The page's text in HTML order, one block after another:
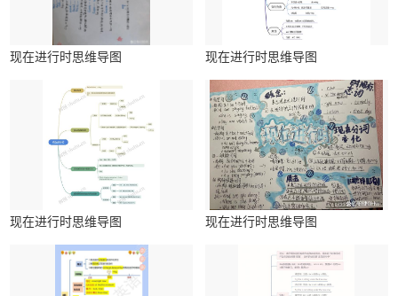
现在进行时思维导图 现在进行时思维导图
现在进行时思维导图 现在进行时思维导图